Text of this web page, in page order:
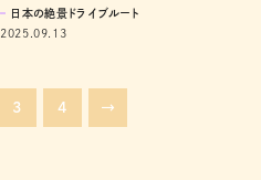
日本の絶景ドライブルート
2025.09.13
3 4 →